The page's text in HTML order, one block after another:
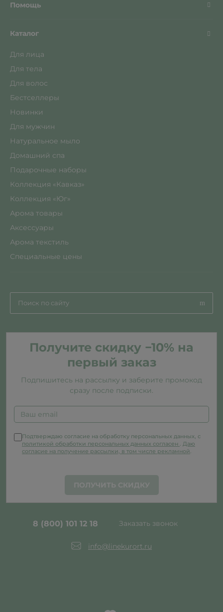
Помощь
Каталог
Для лица
Для тела
Для волос
Бестселлеры
Новинки
Для мужчин
Натуральное мыло
Домашний спа
Подарочные наборы
Коллекция «Кавказ»
Коллекция «Юг»
Арома товары
Аксессуары
Арома текстиль
Специальные цены
info@linekurort.ru
8 (800) 101 12 18 Заказать звонок
Получите скидку −10% на
первый заказ
Подпишитесь на рассылку и заберите промокод
сразу после подписки.
Подтверждаю согласие на обработку персональных данных, с
политикой обработки персональных данных согласен . Даю
согласие на получение рассылки, в том числе рекламной.
ПОЛУЧИТЬ СКИДКУ